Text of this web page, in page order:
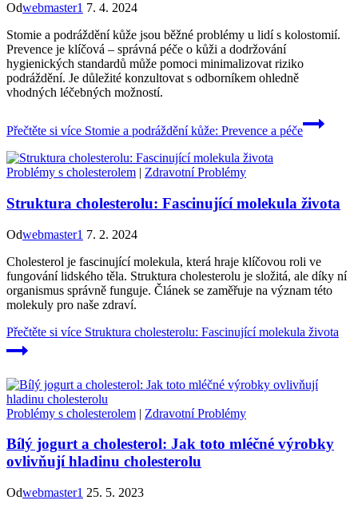
Odwebmaster1 7. 4. 2024
Stomie a podráždění kůže jsou běžné problémy u lidí s kolostomií.
Prevence je klíčová – správná péče o kůži a dodržování
hygienických standardů může pomoci minimalizovat riziko
podráždění. Je důležité konzultovat s odborníkem ohledně
vhodných léčebných možností.
Přečtěte si více Stomie a podráždění kůže: Prevence a péče
Problémy s cholesterolem | Zdravotní Problémy
Struktura cholesterolu: Fascinující molekula života
Odwebmaster1 7. 2. 2024
Cholesterol je fascinující molekula, která hraje klíčovou roli ve
fungování lidského těla. Struktura cholesterolu je složitá, ale díky ní
organismus správně funguje. Článek se zaměřuje na význam této
molekuly pro naše zdraví.
Přečtěte si více Struktura cholesterolu: Fascinující molekula života
Problémy s cholesterolem | Zdravotní Problémy
Bílý jogurt a cholesterol: Jak toto mléčné výrobky
ovlivňují hladinu cholesterolu
Odwebmaster1 25. 5. 2023